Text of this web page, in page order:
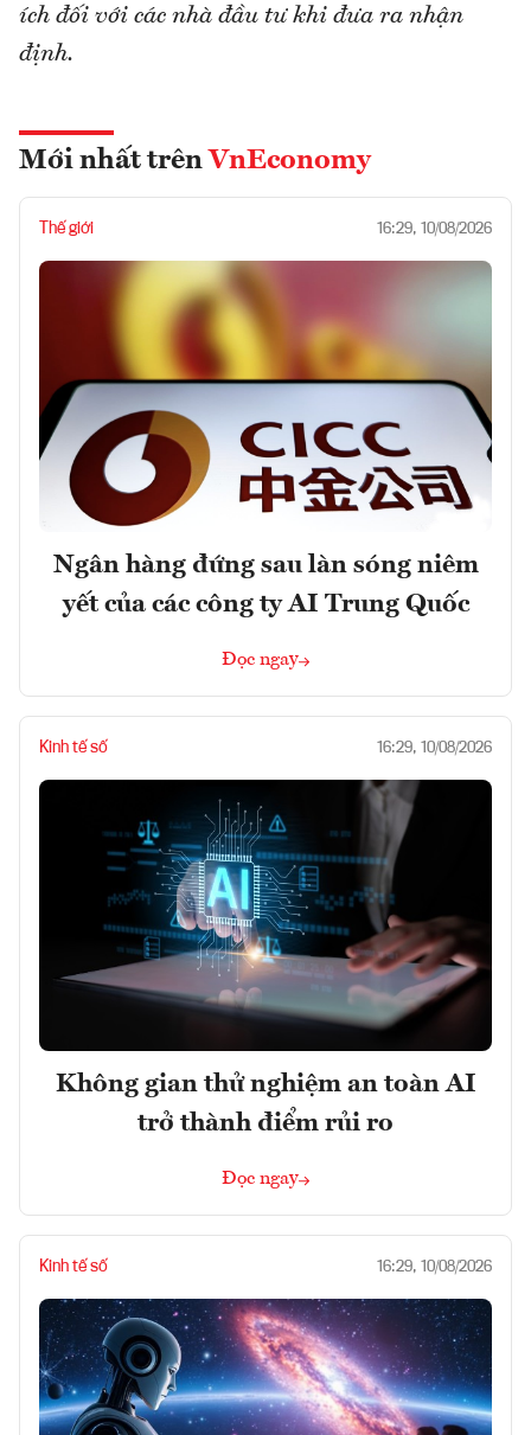
ích đối với các nhà đầu tư khi đưa ra nhận
định.
Mới nhất trên VnEconomy
Thế giới 16:29, 10/08/2026
Ngân hàng đứng sau làn sóng niêm
yết của các công ty AI Trung Quốc
Đọc ngay
Kinh tế số 16:29, 10/08/2026
Không gian thử nghiệm an toàn AI
trở thành điểm rủi ro
Đọc ngay
Kinh tế số 16:29, 10/08/2026